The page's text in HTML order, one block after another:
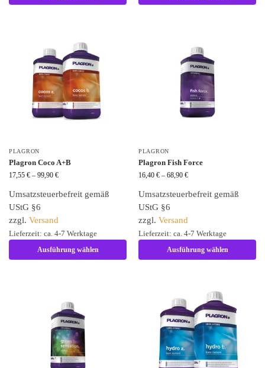
PLAGRON
Plagron Coco A+B
17,55 € – 99,90 €
Umsatzsteuerbefreit gemäß
UStG §6
zzgl. Versand
Lieferzeit: ca. 4-7 Werktage
Ausführung wählen
PLAGRON
Plagron Fish Force
16,40 € – 68,90 €
Umsatzsteuerbefreit gemäß
UStG §6
zzgl. Versand
Lieferzeit: ca. 4-7 Werktage
Ausführung wählen